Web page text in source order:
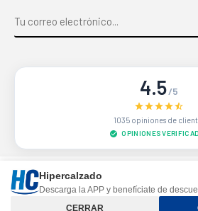
4.5/5
1035 opiniones de
OPINIONES
Sitio protegido por reCAPTCHA.
Controle su privacidad
Hipercalzado
Descarga la APP y benefíciate de
CERRAR